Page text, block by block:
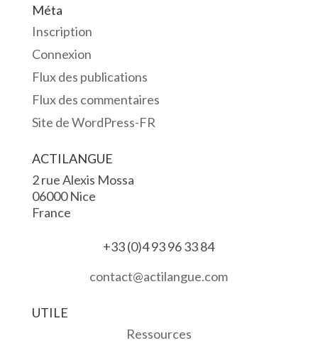
Méta
Inscription
Connexion
Flux des publications
Flux des commentaires
Site de WordPress-FR
ACTILANGUE
2 rue Alexis Mossa
06000 Nice
France
+33 (0)4 93 96 33 84
contact@actilangue.com
UTILE
Ressources